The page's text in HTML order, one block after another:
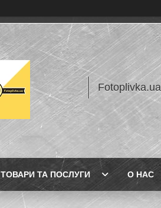
Fotoplivka.ua
ТОВАРИ ТА ПОСЛУГИ О НАС